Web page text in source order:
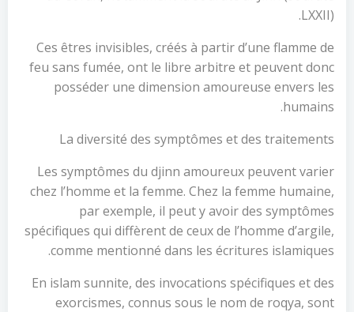
LXXII).
Ces êtres invisibles, créés à partir d’une flamme de
feu sans fumée, ont le libre arbitre et peuvent donc
posséder une dimension amoureuse envers les
humains.
La diversité des symptômes et des traitements
Les symptômes du djinn amoureux peuvent varier
chez l’homme et la femme. Chez la femme humaine,
par exemple, il peut y avoir des symptômes
spécifiques qui diffèrent de ceux de l’homme d’argile,
comme mentionné dans les écritures islamiques.
En islam sunnite, des invocations spécifiques et des
exorcismes, connus sous le nom de roqya, sont